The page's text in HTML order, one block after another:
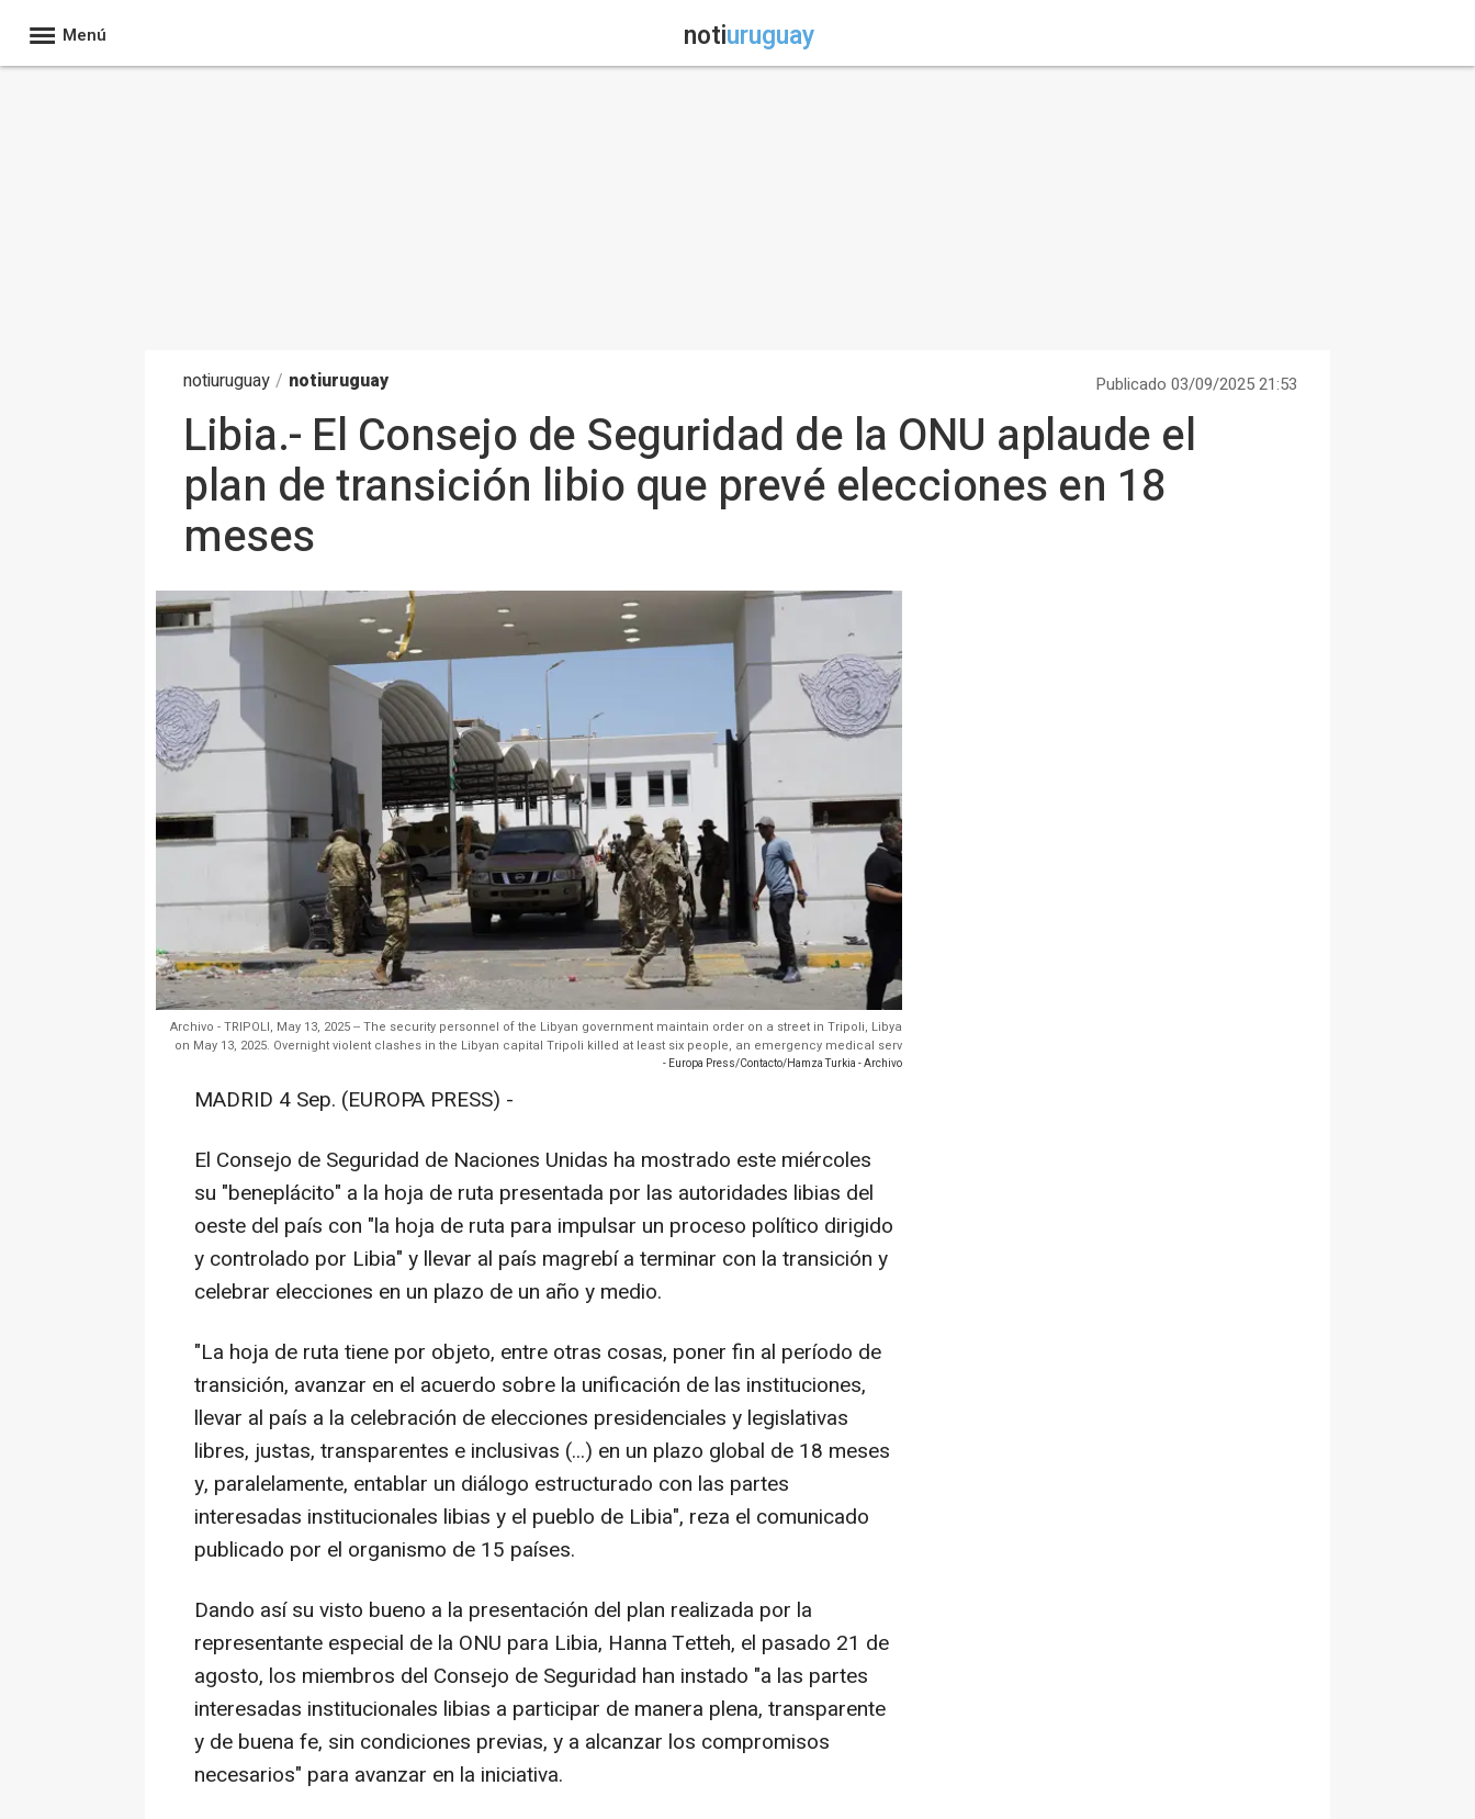
Menú notiuruguay
notiuruguay / notiuruguay Publicado 03/09/2025 21:53
Libia.- El Consejo de Seguridad de la ONU aplaude el
plan de transición libio que prevé elecciones en 18
meses
Archivo - TRIPOLI, May 13, 2025 -- The security personnel of the Libyan government maintain order on a street in Tripoli, Libya
on May 13, 2025. Overnight violent clashes in the Libyan capital Tripoli killed at least six people, an emergency medical serv
- Europa Press/Contacto/Hamza Turkia - Archivo
MADRID 4 Sep. (EUROPA PRESS) -
El Consejo de Seguridad de Naciones Unidas ha mostrado este miércoles
su "beneplácito" a la hoja de ruta presentada por las autoridades libias del
oeste del país con "la hoja de ruta para impulsar un proceso político dirigido
y controlado por Libia" y llevar al país magrebí a terminar con la transición y
celebrar elecciones en un plazo de un año y medio.
"La hoja de ruta tiene por objeto, entre otras cosas, poner fin al período de
transición, avanzar en el acuerdo sobre la unificación de las instituciones,
llevar al país a la celebración de elecciones presidenciales y legislativas
libres, justas, transparentes e inclusivas (...) en un plazo global de 18 meses
y, paralelamente, entablar un diálogo estructurado con las partes
interesadas institucionales libias y el pueblo de Libia", reza el comunicado
publicado por el organismo de 15 países.
Dando así su visto bueno a la presentación del plan realizada por la
representante especial de la ONU para Libia, Hanna Tetteh, el pasado 21 de
agosto, los miembros del Consejo de Seguridad han instado "a las partes
interesadas institucionales libias a participar de manera plena, transparente
y de buena fe, sin condiciones previas, y a alcanzar los compromisos
necesarios" para avanzar en la iniciativa.